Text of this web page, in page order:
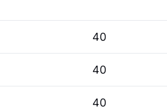
40
40
40